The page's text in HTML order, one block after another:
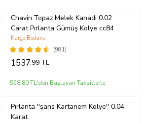
Chavin Topaz Melek Kanadı 0.02
Carat Pırlanta Gümüş Kolye cc84
(981)
Kargo Bedava
1537,99 TL
558,80 TL'den Başlayan Taksitlerle
Pırlanta ''şans Kartanem Kolye'' 0.04
Karat